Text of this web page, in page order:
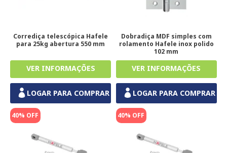
Corrediça telescópica Hafele
para 25kg abertura 550 mm
LOGAR PARA COMPRAR
Dobradiça MDF simples com
rolamento Hafele inox polido
102 mm
LOGAR PARA COMPRAR
40% OFF 40% OFF